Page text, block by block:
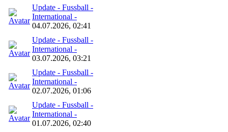
Update - Fussball -
International -
04.07.2026, 02:41
Update - Fussball -
International -
03.07.2026, 03:21
Update - Fussball -
International -
02.07.2026, 01:06
Update - Fussball -
International -
01.07.2026, 02:40